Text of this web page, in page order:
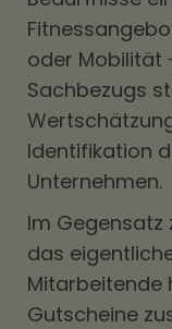
oder Mobilität
Sachbezugs
Identifikation
Unternehmen.
Im Gegensatz
das
Mitarbeitende
Gutscheine